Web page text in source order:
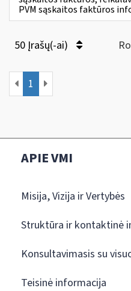
PVM sąskaitos faktūros
50 Įrašų(-ai)
1
APIE VMI
Misija, Vizija ir Vertybės
Struktūra ir kontaktinė
Konsultavimasis su
Teisinė informacija